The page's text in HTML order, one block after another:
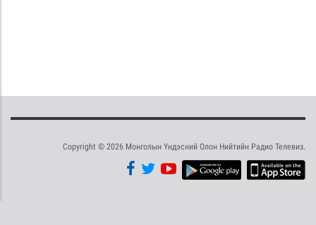
Copyright © 2026 Монголын Үндэсний Олон Нийтийн Радио Телевиз.